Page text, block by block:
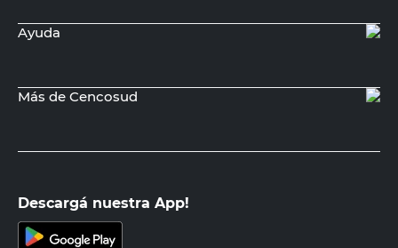
Ayuda
Más de Cencosud
Descargá nuestra App!